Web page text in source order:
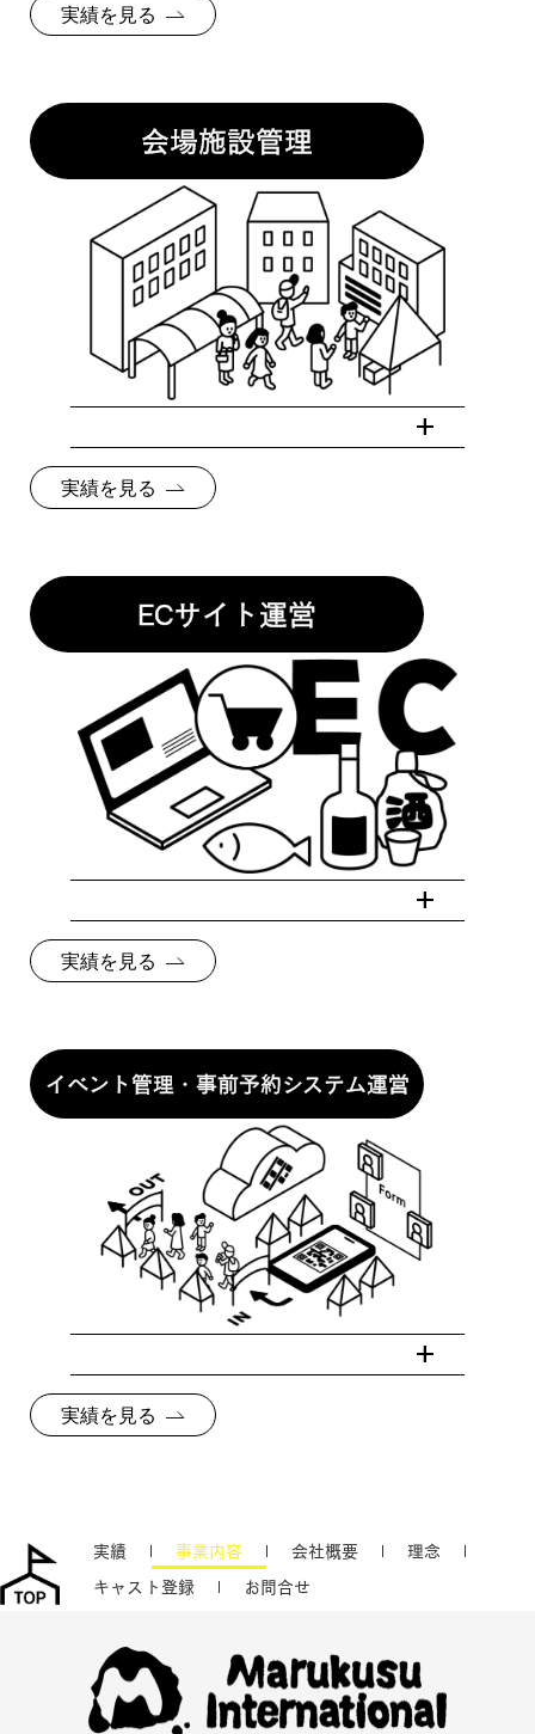
実績を見る
会場施設管理
実績を見る
ECサイト運営
実績を見る
イベント管理・事前予約システム運営
実績を見る
実績 事業内容 会社概要 理念
キャスト登録 お問合せ